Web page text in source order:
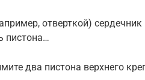
отверткой)
пистона…
два пистона верхнего